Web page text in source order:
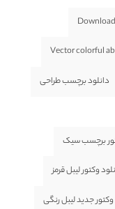
Vector colorful
دانلود برچسب طراحی
برچسب سیک
وکتور لیبل قرمز
وکتور جدید لیبل رنگی